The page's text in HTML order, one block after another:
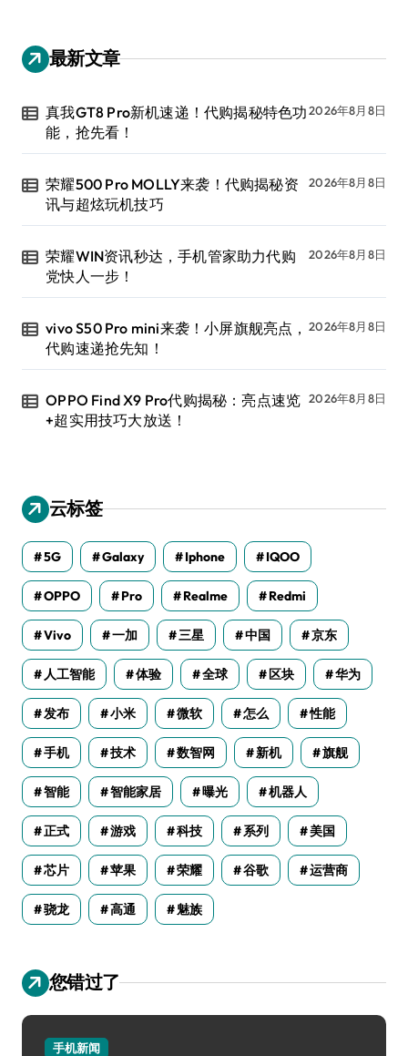
最新文章
真我GT8 Pro新机速递！代购揭秘特色功
能，抢先看！
2026年8月8日
荣耀500 Pro MOLLY来袭！代购揭秘资
讯与超炫玩机技巧
2026年8月8日
荣耀WIN资讯秒达，手机管家助力代购
党快人一步！
2026年8月8日
vivo S50 Pro mini来袭！小屏旗舰亮点，
代购速递抢先知！
2026年8月8日
OPPO Find X9 Pro代购揭秘：亮点速览
+超实用技巧大放送！
2026年8月8日
云标签
5G Galaxy Iphone IQOO
OPPO Pro Realme Redmi
Vivo 一加 三星 中国 京东
人工智能 体验 全球 区块 华为
发布 小米 微软 怎么 性能
手机 技术 数智网 新机 旗舰
智能 智能家居 曝光 机器人
正式 游戏 科技 系列 美国
芯片 苹果 荣耀 谷歌 运营商
骁龙 高通 魅族
您错过了
手机新闻